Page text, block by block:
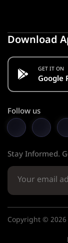
Download
GET IT ON
Google
Follow us
Stay Informed.
Copyright © 2026